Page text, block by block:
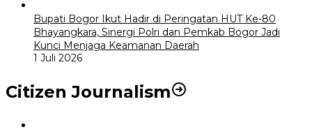
Bupati Bogor Ikut Hadir di Peringatan HUT Ke-80
Bhayangkara, Sinergi Polri dan Pemkab Bogor Jadi
Kunci Menjaga Keamanan Daerah
1 Juli 2026
Citizen Journalism